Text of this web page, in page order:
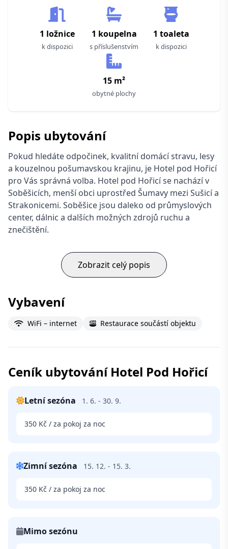
1 ložnice
k dispozici
1 koupelna
s příslušenstvím
1 toaleta
k dispozici
15 m²
obytné plochy
Popis ubytování
Pokud hledáte odpočinek, kvalitní domácí stravu, lesy
a kouzelnou pošumavskou krajinu, je Hotel pod Hořicí
pro Vás správná volba. Hotel pod Hořicí se nachází v
Soběšicích, menší obci uprostřed Šumavy mezi Sušicí a
Strakonicemi. Soběšice jsou daleko od průmyslových
center, dálnic a dalších možných zdrojů ruchu a
znečištění.
Zobrazit celý popis
Vybavení
WiFi – internet Restaurace součástí objektu
Ceník ubytování Hotel Pod Hořicí
Letní sezóna 1. 6. - 30. 9.
350 Kč / za pokoj za noc
Zimní sezóna 15. 12. - 15. 3.
350 Kč / za pokoj za noc
Mimo sezónu